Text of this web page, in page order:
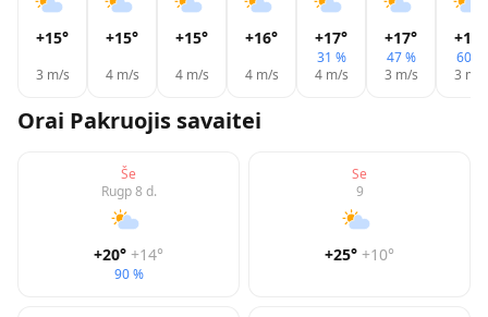
+15°
3 m/s
+15°
4m/s
+15°
4m/s
+16°
4m/s
+17°
31 %
4m/s
+17°
47 %
3 m/s
+18
60 %
3 m/s
Orai Pakruojis savaitei
Še
Rugp 8 d.
+20° +14°
90 %
Se
9
+25° +10°